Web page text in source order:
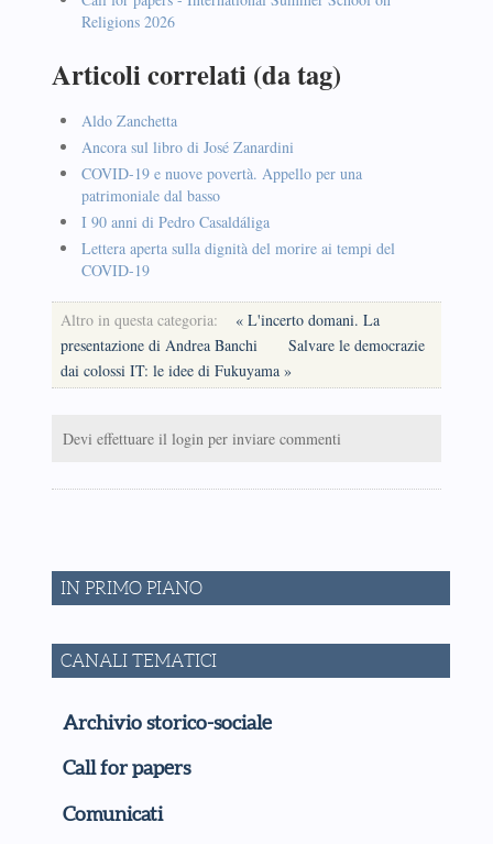
Religions 2026
Articoli correlati (da tag)
Aldo Zanchetta
Ancora sul libro di José Zanardini
COVID-19 e nuove povertà. Appello per una
patrimoniale dal basso
I 90 anni di Pedro Casaldáliga
Lettera aperta sulla dignità del morire ai tempi del
COVID-19
Altro in questa categoria:
« L'incerto domani. La
presentazione di Andrea Banchi
Salvare le democrazie
dai colossi IT: le idee di Fukuyama »
Devi effettuare il login per inviare commenti
IN PRIMO PIANO
CANALI TEMATICI
Archivio storico-sociale
Call for papers
Comunicati